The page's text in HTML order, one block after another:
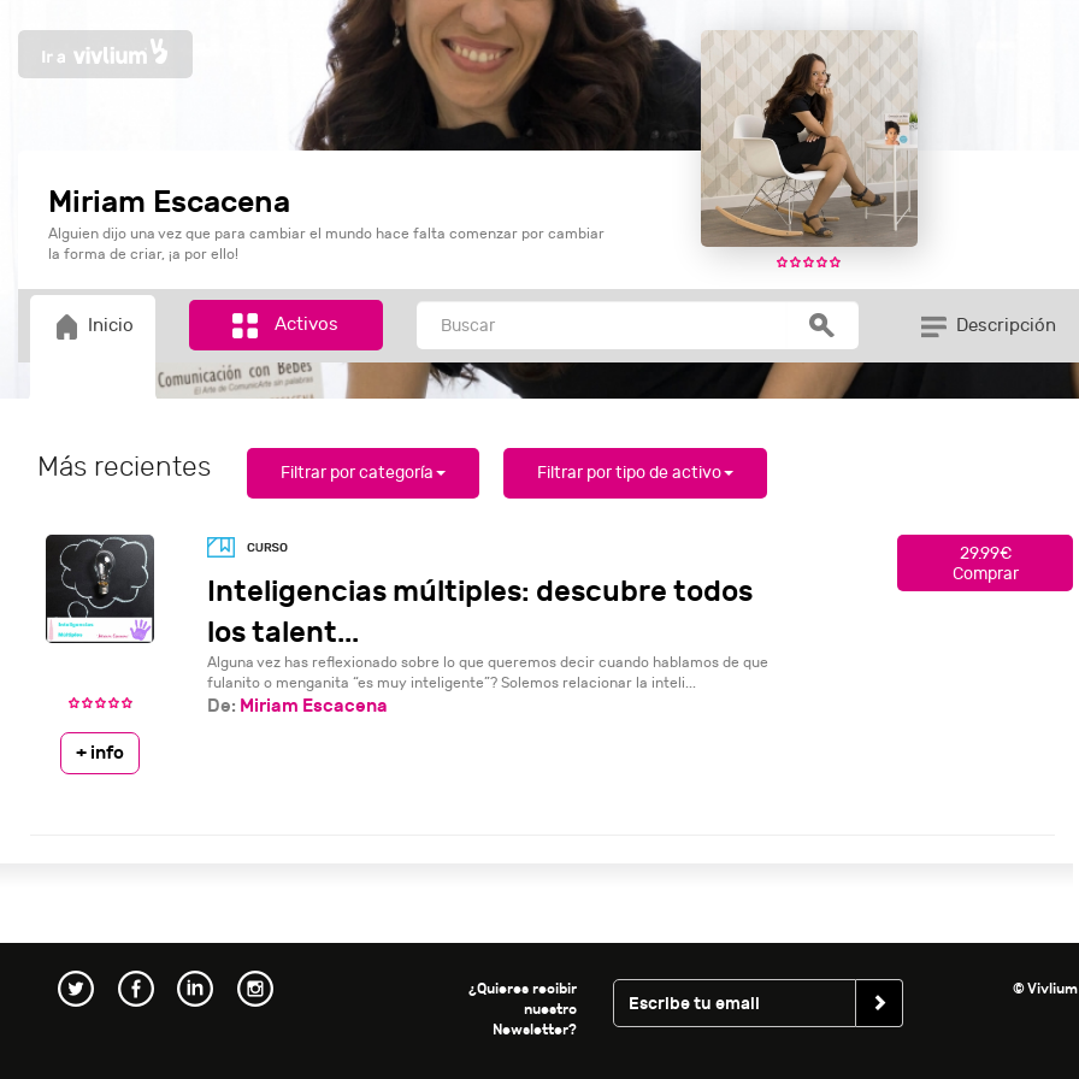
Miriam Escacena
Alguien dijo una vez que para cambiar el mundo hace falta comenzar por cambiar
la forma de criar, ¡a por ello!
Inicio Activos Descripción
Más recientes Filtrar por categoría Filtrar por tipo de activo
Inteligencias múltiples: descubre todos
los talent...
Alguna vez has reflexionado sobre lo que queremos decir cuando hablamos de que
fulanito o menganita “es muy inteligente”? Solemos relacionar la inteli...
29.99€
Comprar
+ info
De: Miriam Escacena
¿Quieres recibir
nuestro
Newsletter?
© Vivlium